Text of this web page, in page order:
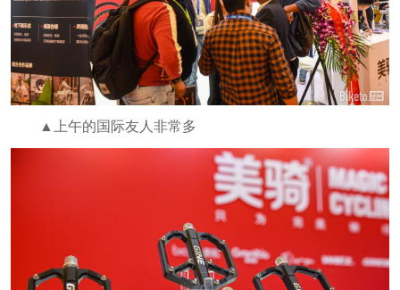
▲上午的国际友人非常多